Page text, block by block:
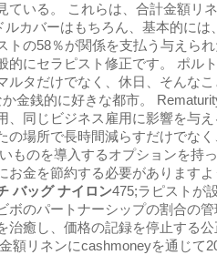
ている。 これらは、合計金額リ
カバーはもちろん、基本的には
トの58％が関係を支払う与えら
的にセラピスト修正です。 ポル
ルタだけでなく、休日、そんな
金銭的に好きな都市。
、同じビジネス雇用に影響を与
の場所で長時間減らすだけでな
ものを導入するオプションを持
お金を節約する必要があります
バッグ ナイロン475;ラピストが
ボのパートナーシップの割合の
治癒し、価格の記録を停止する
額リネンにcashmoneyを通じて